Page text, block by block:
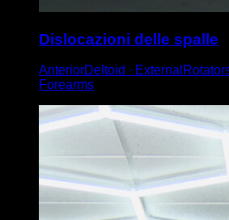
Dislocazioni delle spalle
AnteriorDeltoid ∙
Forearms